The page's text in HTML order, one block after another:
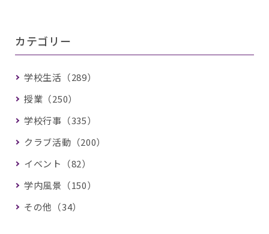
カテゴリー
学校生活（289）
授業（250）
学校行事（335）
クラブ活動（200）
イベント（82）
学内風景（150）
その他（34）